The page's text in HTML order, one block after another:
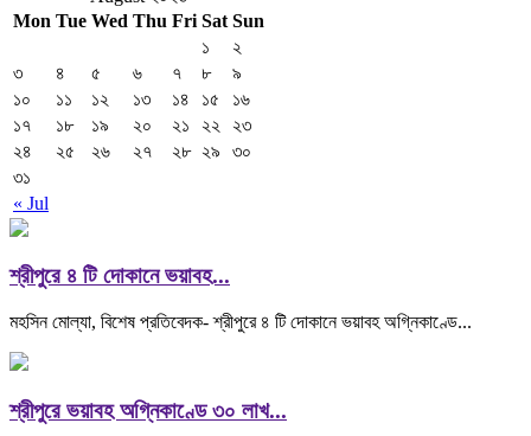
Mon Tue Wed Thu Fri Sat Sun
« Jul
১
২
৩
৪ ৫ ৬ ৭ ৮
৯
১০
১১ ১২ ১৩ ১৪ ১৫
১৬
১৭
১৮ ১৯ ২০ ২১ ২২
২৩
২৪
২৫ ২৬ ২৭ ২৮ ২৯
৩০
৩১
শ্রীপুরে ৪ টি দোকানে ভয়াবহ...
মহসিন মোল্যা, বিশেষ প্রতিবেদক- শ্রীপুরে ৪ টি দোকানে ভয়াবহ অগ্নিকাণ্ডে...
শ্রীপুরে ভয়াবহ অগ্নিকাণ্ডে ৩০ লাখ...